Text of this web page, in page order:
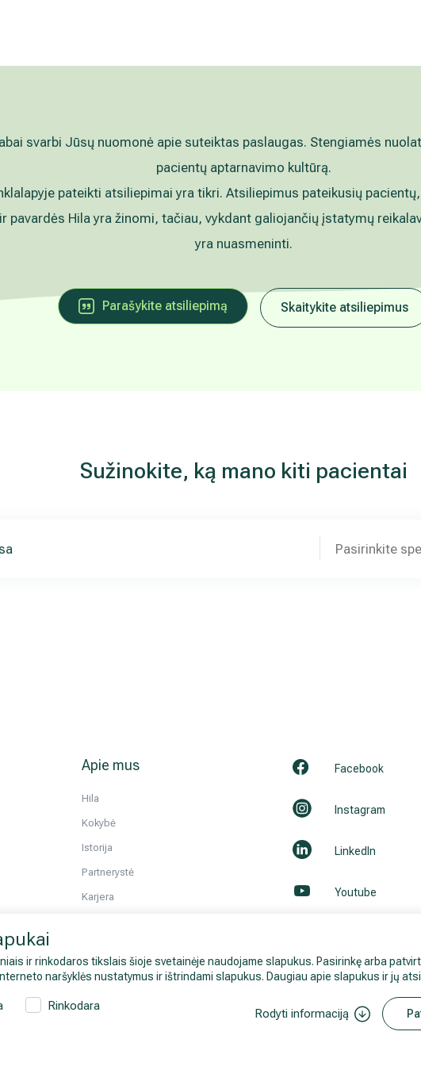
ir rinkodaros tikslais šioje svetainėje naudojame slapukus. Pasirinkę arba
naršyklės nustatymus ir ištrindami slapukus. Daugiau apie slapukus ir jų
Rinkodara
Rodyti informaciją
svarbi Jūsų nuomonė apie suteiktas paslaugas. Stengiamės
pacientų aptarnavimo kultūrą.
pateikti atsiliepimai yra tikri. Atsiliepimus pateikusių
pavardės Hila yra žinomi, tačiau, vykdant galiojančių įstatymų
yra nuasmeninti.
Parašykite atsiliepimą Skaitykite atsiliepimus
Sužinokite, ką mano kiti pacientai
Pasirinkite
Apie mus
Hila
Kokybė
Istorija
Partnerystė
Karjera
Visi Hila gydytojai
Facebook
Instagram
LinkedIn
Youtube